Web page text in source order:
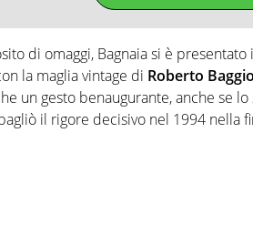
di omaggi, Bagnaia si è
la maglia vintage di Roberto
un gesto benaugurante, anche se
il rigore decisivo nel 1994 nella